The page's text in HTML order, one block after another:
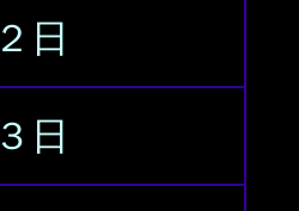
２日
３日